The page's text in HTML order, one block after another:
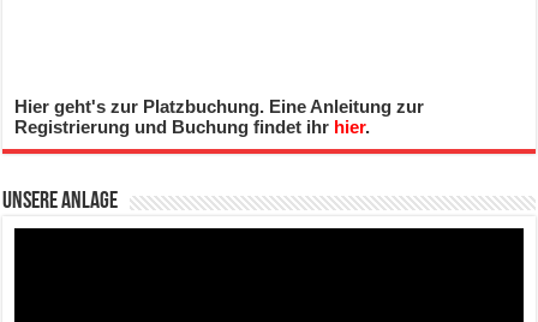
Hier geht's zur Platzbuchung. Eine Anleitung zur
Registrierung und Buchung findet ihr hier.
Unsere Anlage